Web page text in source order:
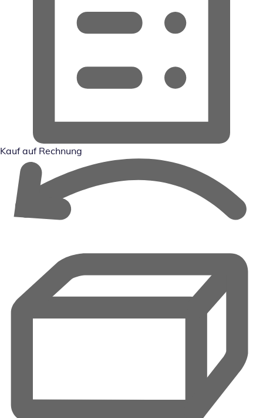
Kauf auf Rechnung